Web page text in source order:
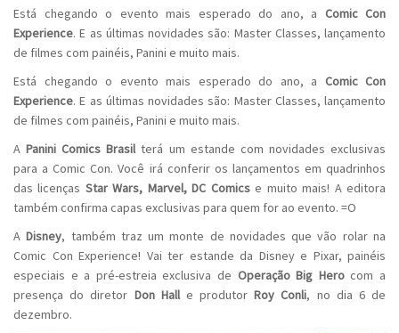
Está chegando o evento mais esperado do ano, a Comic Con
Experience. E as últimas novidades são: Master Classes, lançamento
de filmes com painéis, Panini e muito mais.
Está chegando o evento mais esperado do ano, a Comic Con
Experience. E as últimas novidades são: Master Classes, lançamento
de filmes com painéis, Panini e muito mais.
APanini Comics Brasilterá um estande com novidades exclusivas
para a Comic Con. Você irá conferir os lançamentos em quadrinhos
das licenças Star Wars, Marvel, DC Comicse muito mais! A editora
também confirma capas exclusivas para quem for ao evento. =O
ADisney, também traz um monte de novidades que vão rolar na
Comic Con Experience! Vai ter estande da Disney e Pixar, painéis
especiais e a pré-estreia exclusiva de Operação Big Herocom a
presença do diretor Don Halle produtorRoy Conli, no dia 6 de
dezembro.